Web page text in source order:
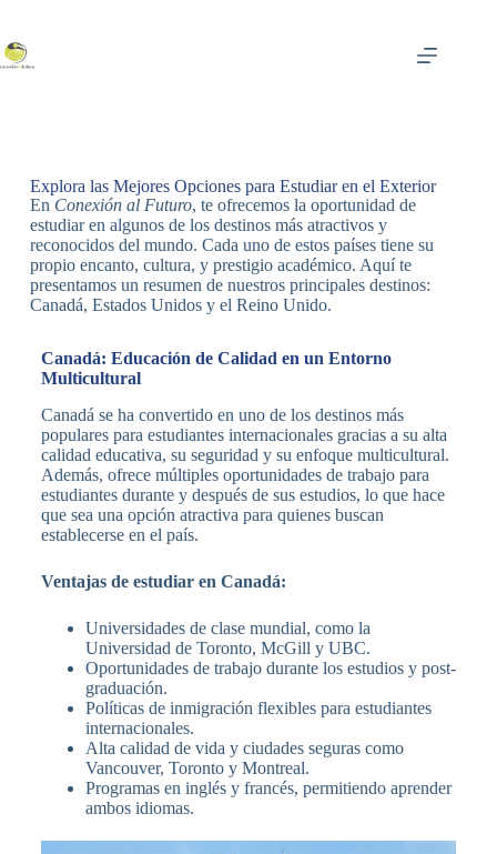
Explora las Mejores Opciones para Estudiar en el Exterior
En Conexión al Futuro, te ofrecemos la oportunidad de
estudiar en algunos de los destinos más atractivos y
reconocidos del mundo. Cada uno de estos países tiene su
propio encanto, cultura, y prestigio académico. Aquí te
presentamos un resumen de nuestros principales destinos:
Canadá, Estados Unidos y el Reino Unido.
Canadá: Educación de Calidad en un Entorno
Multicultural
Canadá se ha convertido en uno de los destinos más
populares para estudiantes internacionales gracias a su alta
calidad educativa, su seguridad y su enfoque multicultural.
Además, ofrece múltiples oportunidades de trabajo para
estudiantes durante y después de sus estudios, lo que hace
que sea una opción atractiva para quienes buscan
establecerse en el país.
Ventajas de estudiar en Canadá:
Universidades de clase mundial, como la
Universidad de Toronto, McGill y UBC.
Oportunidades de trabajo durante los estudios y post-
graduación.
Políticas de inmigración flexibles para estudiantes
internacionales.
Alta calidad de vida y ciudades seguras como
Vancouver, Toronto y Montreal.
Programas en inglés y francés, permitiendo aprender
ambos idiomas.